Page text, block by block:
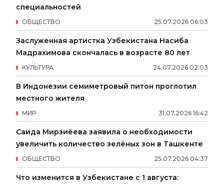
специальностей
25.07.2026 06:03
ОБЩЕСТВО
Заслуженная артистка Узбекистана Насиба
Мадрахимова скончалась в возрасте 80 лет
24.07.2026 02:03
КУЛЬТУРА
В Индонезии семиметровый питон проглотил
местного жителя
31.07.2026 16:42
МИР
Саида Мирзиёева заявила о необходимости
увеличить количество зелёных зон в Ташкенте
25.07.2026 04:37
ОБЩЕСТВО
Что изменится в Узбекистане с 1 августа: